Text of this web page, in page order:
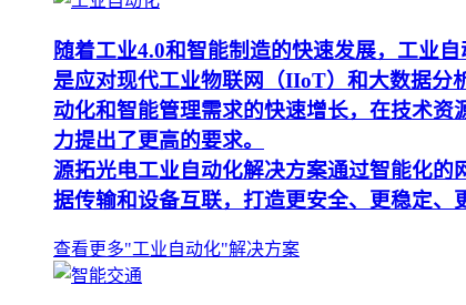
随着工业4.0和智能制造的快速发展，工业
是应对现代工业物联网（IIoT）和大数据分
动化和智能管理需求的快速增长，在技术
力提出了更高的要求。
源拓光电工业自动化解决方案通过智能化
据传输和设备互联，打造更安全、更稳定、
查看更多"工业自动化"解决方案